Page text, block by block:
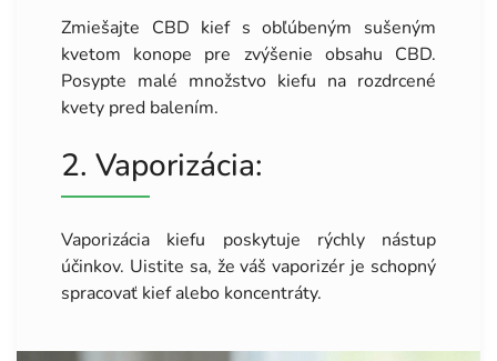
Zmiešajte CBD kief s obľúbeným sušeným
kvetom konope pre zvýšenie obsahu CBD.
Posypte malé množstvo kiefu na rozdrcené
kvety pred balením.
2. Vaporizácia:
Vaporizácia kiefu poskytuje rýchly nástup
účinkov. Uistite sa, že váš vaporizér je schopný
spracovať kief alebo koncentráty.